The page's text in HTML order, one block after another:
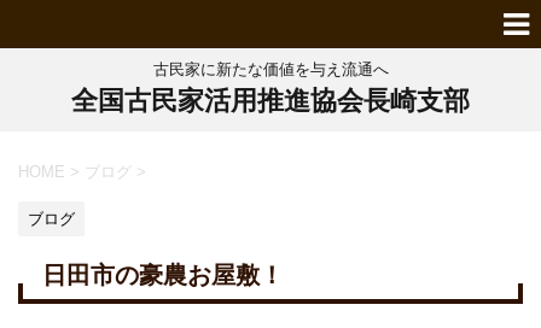
古民家に新たな価値を与え流通へ
全国古民家活用推進協会長崎支部
HOME > ブログ >
ブログ
日田市の豪農お屋敷！